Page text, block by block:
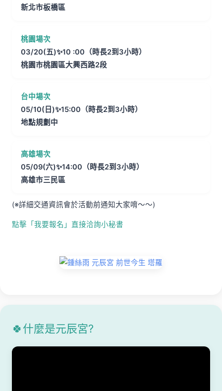
新北市板橋區
桃園場次
03/20(五)✨10 :00（時長2到3小時）
桃園市桃園區大興西路2段
台中場次
05/10(日)✨15:00（時長2到3小時）
地點規劃中
高雄場次
05/09(六)✨14:00（時長2到3小時）
高雄市三民區
(※詳細交通資訊會於活動前通知大家唷～～)
點擊「我要報名」直接洽詢小秘書
🍀什麼是元辰宮?